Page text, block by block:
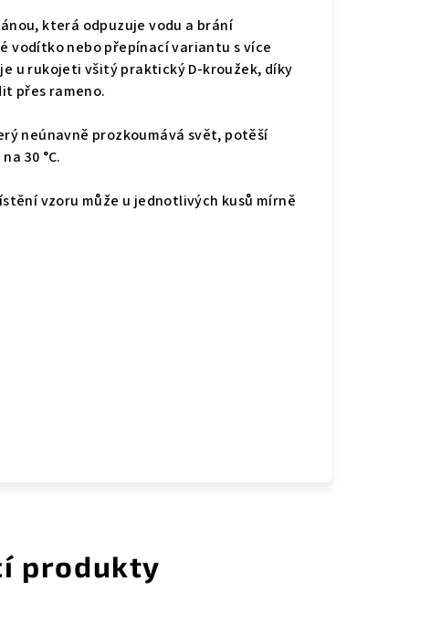
která odpuzuje vodu a brání
vodítko nebo přepínací variantu s více
u rukojeti všitý praktický D-kroužek, díky
přes rameno.
neúnavně prozkoumává svět, potěší
30 °C.
vzoru může u jednotlivých kusů mírně
produkty